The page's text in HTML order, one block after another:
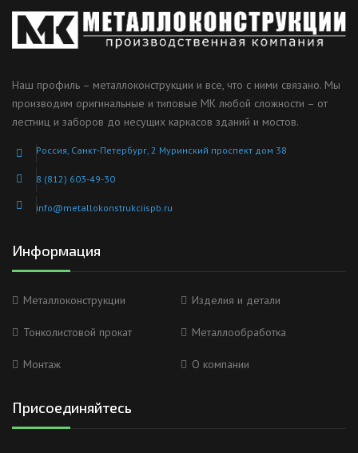
Наш профиль – металлоконструкции и все, что с ними связано. Мы
производим оригинальные и типовые МК любой сложности – от
лестниц и заборов до несущих каркасов зданий и мостов.
Россия, Санкт-Петербург, 2 Муринский проспект дом 38
8 (812) 603-49-30
info@metallokonstrukciispb.ru
Информация
Металлоконструкции Изделия и детали
Тонколистовой прокат Металлообработка
Монтаж О компании
Присоединяйтесь